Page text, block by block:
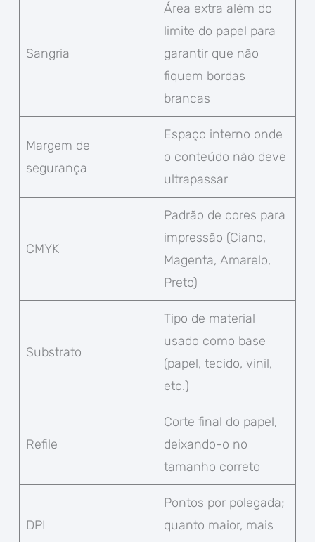
Sangria
Área extra além do
limite do papel para
garantir que não
fiquem bordas
brancas
Margem de
segurança
Espaço interno onde
o conteúdo não deve
ultrapassar
CMYK
Padrão de cores para
impressão (Ciano,
Magenta, Amarelo,
Preto)
Substrato
Tipo de material
usado como base
(papel, tecido, vinil,
etc.)
Refile
Corte final do papel,
deixando-o no
tamanho correto
DPI
Pontos por polegada;
quanto maior, mais